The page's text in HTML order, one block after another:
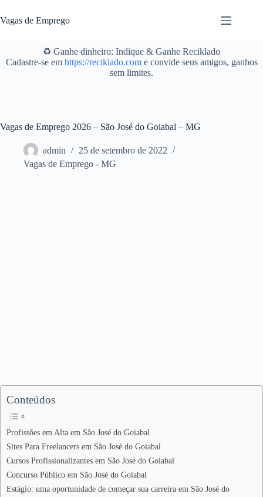
para
o
Vagas de Emprego
♻️ Ganhe dinheiro: Indique & Ganhe Reciklado
Cadastre-se em https://reciklado.come convide seus amigos, ganhos
sem limites.
Vagas de Emprego 2026 – São José do Goiabal – MG
admin
25 de setembro de 2022
Vagas de Emprego - MG
Conteúdos
Profissões em Alta em São José do Goiabal
Sites Para Freelancers em São José do Goiabal
Cursos Profissionalizantes em São José do Goiabal
Concurso Público em São José do Goiabal
Estágio: uma oportunidade de começar sua carreira em São José do